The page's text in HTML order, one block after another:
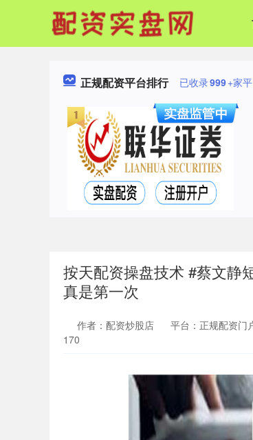
正规配资平台排行 已收录999+家
按天配资操盘技术 #蔡文静
真是第一次
作者：配资炒股店 平台：正规配资门
170